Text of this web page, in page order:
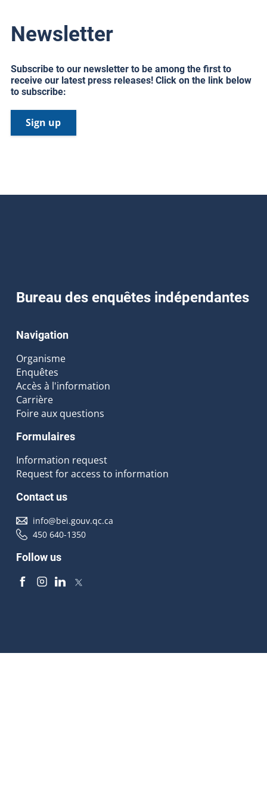
Newsletter
Subscribe to our newsletter to be among the first to
receive our latest press releases! Click on the link below
to subscribe:
Sign up
Bureau des enquêtes indépendantes
Navigation
Organisme
Enquêtes
Accès à l'information
Carrière
Foire aux questions
Formulaires
Information request
Request for access to information
Contact us
info@bei.gouv.qc.ca
450 640-1350
Follow us